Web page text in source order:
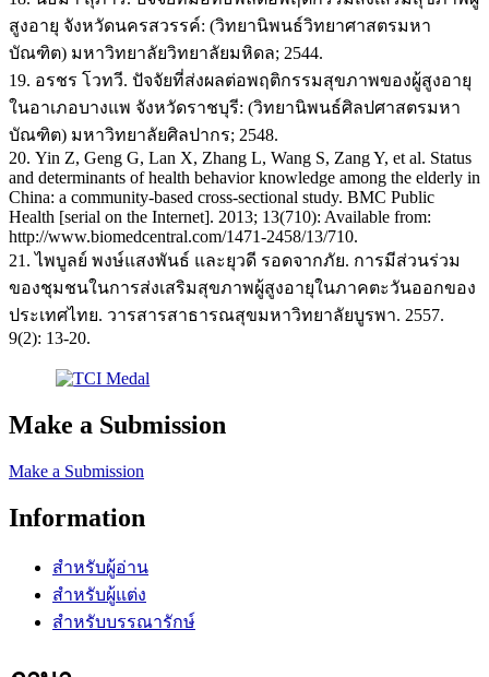
สูงอายุ จังหวัดนครสวรรค์: (วิทยานิพนธ์วิทยาศาสตรมหา
บัณฑิต) มหาวิทยาลัยวิทยาลัยมหิดล; 2544.
19. อรชร โวทวี. ปัจจัยที่ส่งผลต่อพฤติกรรมสุขภาพของผู้สูงอายุ
ในอาเภอบางแพ จังหวัดราชบุรี: (วิทยานิพนธ์ศิลปศาสตรมหา
บัณฑิต) มหาวิทยาลัยศิลปากร; 2548.
20. Yin Z, Geng G, Lan X, Zhang L, Wang S, Zang Y, et al. Status
and determinants of health behavior knowledge among the elderly in
China: a community-based cross-sectional study. BMC Public
Health [serial on the Internet]. 2013; 13(710): Available from:
http://www.biomedcentral.com/1471-2458/13/710.
21. ไพบูลย์ พงษ์แสงพันธ์ และยุวดี รอดจากภัย. การมีส่วนร่วม
ของชุมชนในการส่งเสริมสุขภาพผู้สูงอายุในภาคตะวันออกของ
ประเทศไทย. วารสารสาธารณสุขมหาวิทยาลัยบูรพา. 2557.
9(2): 13-20.
Make a Submission
Make a Submission
Information
สำหรับผู้อ่าน
สำหรับผู้แต่ง
สำหรับบรรณารักษ์